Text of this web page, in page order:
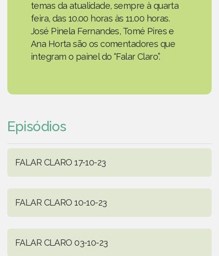
temas da atualidade, sempre à quarta
feira, das 10.00 horas às 11.00 horas.
José Pinela Fernandes, Tomé Pires e
Ana Horta são os comentadores que
integram o painel do “Falar Claro”.
Episódios
FALAR CLARO 17-10-23
FALAR CLARO 10-10-23
FALAR CLARO 03-10-23